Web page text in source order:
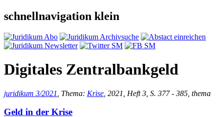
schnellnavigation klein
Digitales Zentralbankgeld
juridikum 3/2021 , Thema: Krise , 2021, Heft 3, S. 377 - 385, thema
Geld in der Krise